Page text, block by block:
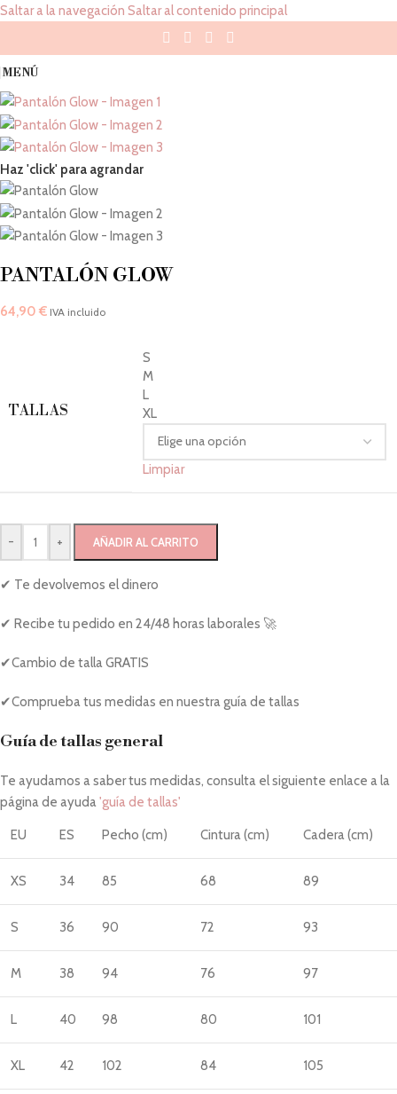
Saltar a la navegación Saltar al contenido principal
MENÚ
Haz 'click' para agrandar
PANTALÓN GLOW
64,90 € IVA incluido
TALLAS
S
M
L
XL
Limpiar
- + AÑADIR AL CARRITO
✔ Te devolvemos el dinero
✔ Recibe tu pedido en 24/48 horas laborales 🚀
✔Cambio de talla GRATIS
✔Comprueba tus medidas en nuestra guía de tallas
Guía de tallas general
Te ayudamos a saber tus medidas, consulta el siguiente enlace a la
página de ayuda'guía de tallas'
EU ES Pecho (cm) Cintura (cm) Cadera (cm)
XS 34 85 68 89
S 36 90 72 93
M 38 94 76 97
L 40 98 80 101
XL 42 102 84 105